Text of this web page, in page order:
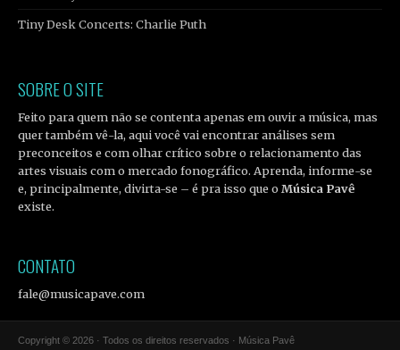
Tiny Desk Concerts: Charlie Puth
SOBRE O SITE
Feito para quem não se contenta apenas em ouvir a música, mas
quer também vê-la, aqui você vai encontrar análises sem
preconceitos e com olhar crítico sobre o relacionamento das
artes visuais com o mercado fonográfico. Aprenda, informe-se
e, principalmente, divirta-se – é pra isso que oMúsica Pavê
existe.
CONTATO
fale@musicapave.com
Copyright © 2026 · Todos os direitos reservados · Música Pavê